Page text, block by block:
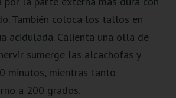
También coloca los tallos en
acidulada. Calienta una olla de
sumerge las alcachofas y
minutos, mientras tanto
a 200 grados.